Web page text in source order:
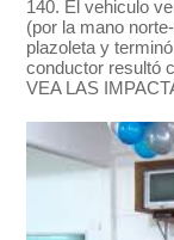
140. El vehiculo
(por la mano
plazoleta y
conductor resultó
VEA LAS